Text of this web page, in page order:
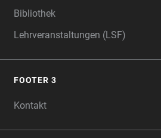
Bibliothek
Lehrveranstaltungen (LSF)
FOOTER 3
Kontakt